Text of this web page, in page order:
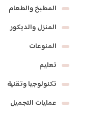
المطبخ والطعام
المنزل والديكور
المنوعات
تعليم
تكنولوجيا وتقنية
عمليات التجميل